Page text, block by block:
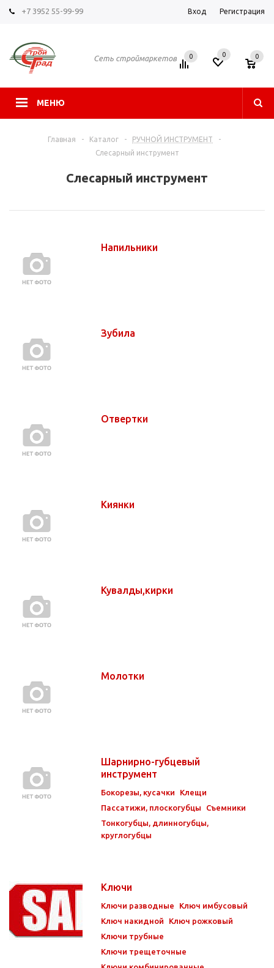
+7 3952 55-99-99 Вход Регистрация
Сеть строймаркетов
МЕНЮ
0 0 0
Главная - Каталог - РУЧНОЙ ИНСТРУМЕНТ
-
Слесарный инструмент
Слесарный инструмент
Напильники
Зубила
Отвертки
Киянки
Кувалды,кирки
Молотки
Шарнирно-губцевый
инструмент
Бокорезы, кусачки
Клещи
Пассатижи, плоскогубцы
Съемники
Тонкогубцы, длинногубцы,
круглогубцы
Ключи
Ключи разводные
Ключ имбусовый
Ключ накидной
Ключ рожковый
Ключи трубные
Ключи трещеточные